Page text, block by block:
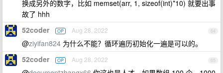
换成另外的数字，比如 memset(arr, 1, sizeof(int)*10) 就要出事
故了 hhh
64
52coder OP Aug 28, 2022
@ziyifan824 为什么不能？循环遍历初始化一遍是可以的。
65
52coder OP Aug 28, 2022